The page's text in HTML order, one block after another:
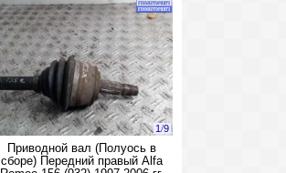
1/9
Приводной вал (Полуось в
сборе) Передний правый Alfa